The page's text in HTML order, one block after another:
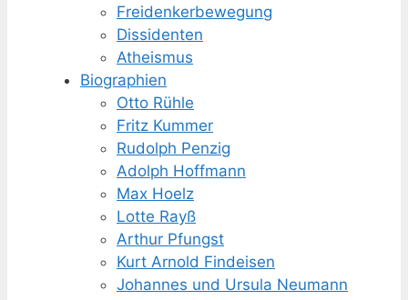
Freidenker­bewegung
Dissidenten
Atheismus
Biographien
Otto Rühle
Fritz Kummer
Rudolph Penzig
Adolph Hoffmann
Max Hoelz
Lotte Rayß
Arthur Pfungst
Kurt Arnold Findeisen
Johannes und Ursula Neumann